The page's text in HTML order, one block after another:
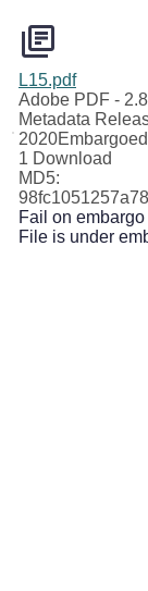
L15.pdf
Adobe PDF -
Metadata
2020
1 Download
MD5:
Fail on
File is under